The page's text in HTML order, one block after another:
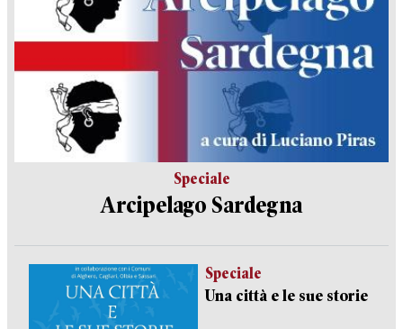
Speciale
Arcipelago Sardegna
Speciale
Una città e le sue storie